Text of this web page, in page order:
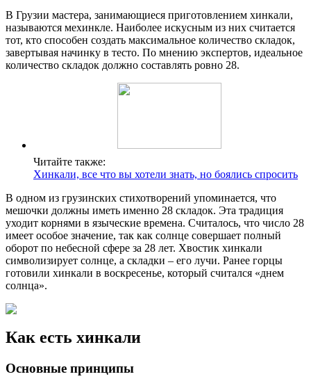
В Грузии мастера, занимающиеся приготовлением хинкали,
называются мехинкле. Наиболее искусным из них считается
тот, кто способен создать максимальное количество складок,
завертывая начинку в тесто. По мнению экспертов, идеальное
количество складок должно составлять ровно 28.
Читайте также:
Хинкали, все что вы хотели знать, но боялись спросить
В одном из грузинских стихотворений упоминается, что
мешочки должны иметь именно 28 складок. Эта традиция
уходит корнями в языческие времена. Считалось, что число 28
имеет особое значение, так как солнце совершает полный
оборот по небесной сфере за 28 лет. Хвостик хинкали
символизирует солнце, а складки – его лучи. Ранее горцы
готовили хинкали в воскресенье, который считался «днем
солнца».
Как есть хинкали
Основные принципы